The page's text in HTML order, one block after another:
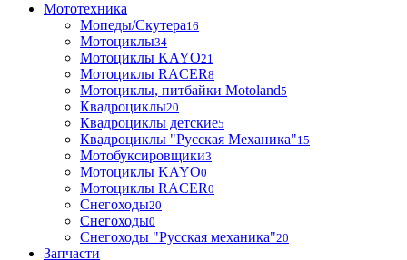
Мототехника
Мопеды/Скутера16
Мотоциклы34
Мотоциклы KAYO21
Мотоциклы RACER8
Мотоциклы, питбайки Motoland5
Квадроциклы20
Квадроциклы детские5
Квадроциклы "Русская Механика"15
Мотобуксировщики3
Мотоциклы KAYO0
Мотоциклы RACER0
Снегоходы20
Снегоходы0
Снегоходы "Русская механика"20
Запчасти